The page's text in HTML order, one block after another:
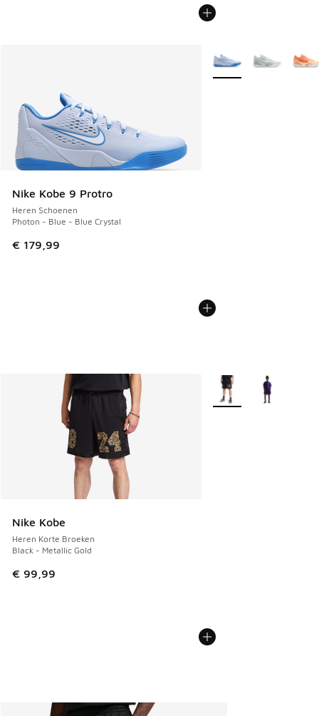
Nike Kobe 9 Protro
Heren Schoenen
Photon - Blue - Blue Crystal
€ 179,99
Meer kleuren
Nike Kobe
Heren Korte Broeken
Black - Metallic Gold
€ 99,99
Meer kleuren